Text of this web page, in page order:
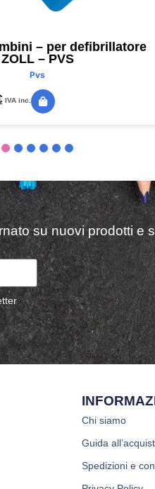
– per defibrillatore
ZOLL – PVS
Pvs
IVA inc.
su nuovi prodotti e
Chi siamo
Guida
Spedizioni e